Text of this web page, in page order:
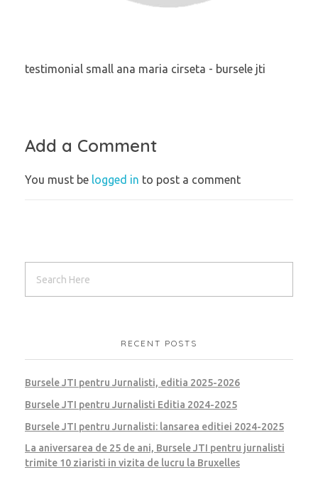
testimonial small ana maria cirseta - bursele jti
Add a Comment
You must be logged in to post a comment
RECENT POSTS
Bursele JTI pentru Jurnalisti, editia 2025-2026
Bursele JTI pentru Jurnalisti Editia 2024-2025
Bursele JTI pentru Jurnalisti: lansarea editiei 2024-2025
La aniversarea de 25 de ani, Bursele JTI pentru jurnalisti
trimite 10 ziaristi in vizita de lucru la Bruxelles